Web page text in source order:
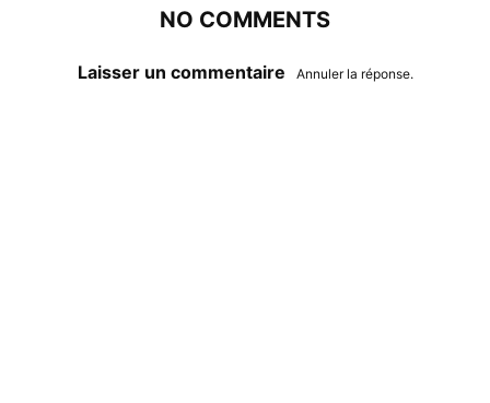
NO COMMENTS
Laisser un commentaire Annuler la réponse.